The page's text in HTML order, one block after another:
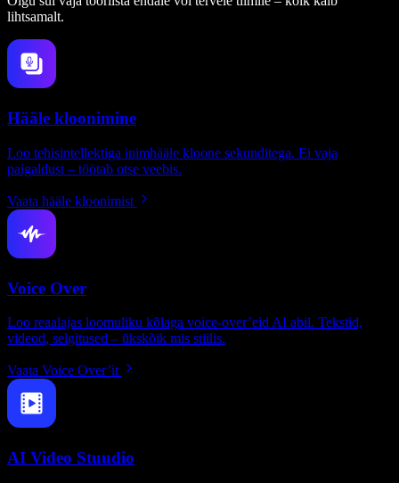
lihtsamalt.
Hääle kloonimine
Loo tehisintellektiga inimhääle kloone sekunditega. Ei vaja
paigaldust – töötab otse veebis.
Vaata hääle kloonimist
Voice Over
Loo reaalajas loomuliku kõlaga voice-over’eid AI abil. Tekstid,
videod, selgitused – ükskõik mis stiilis.
Vaata Voice Over’it
AI Video Stuudio